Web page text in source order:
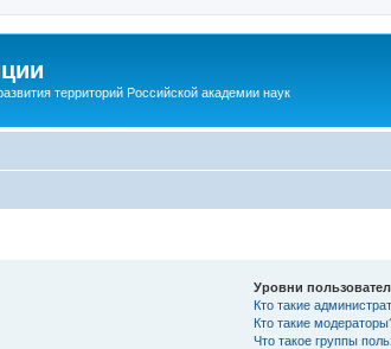
территорий Российской академии наук
Уровни
Кто такие
Кто такие
Что такое группы